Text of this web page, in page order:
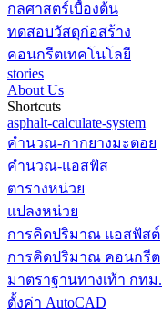
กลศาสตร์เบื้องต้น
ทดสอบวัสดุก่อสร้าง
คอนกรีตเทคโนโลยี
stories
About Us
Shortcuts
asphalt-calculate-system
คำนวณ-กากยางมะตอย
คำนวณ-แอสฟัส
ตารางหน่วย
แปลงหน่วย
การคิดปริมาณ แอสฟัสต์
การคิดปริมาณ คอนกรีต
มาตราฐานทางเท้า กทม.
ตั้งค่า AutoCAD